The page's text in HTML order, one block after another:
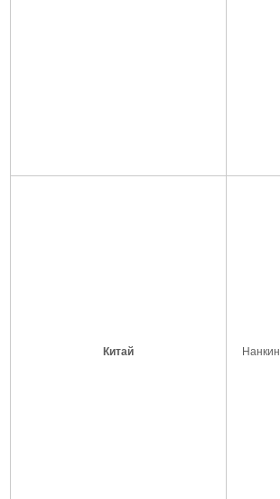
Китай Нанкин